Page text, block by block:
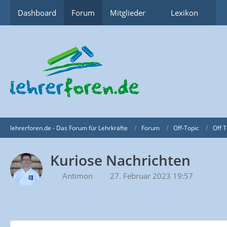
Dashboard Forum Mitglieder Lexikon
lehrerforen.de - Das Forum für Lehrkräfte Forum Off-Topic Off
Kuriose Nachrichten
Antimon 27. Februar 2023 19:57